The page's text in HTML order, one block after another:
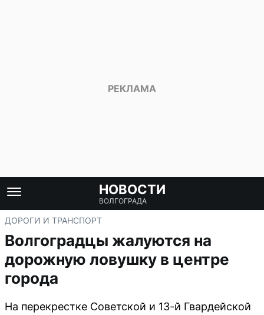
НОВОСТИ
ВОЛГОГРАДА
ДОРОГИ И ТРАНСПОРТ
Волгоградцы жалуются на
дорожную ловушку в центре
города
На перекрестке Советской и 13-й Гвардейской